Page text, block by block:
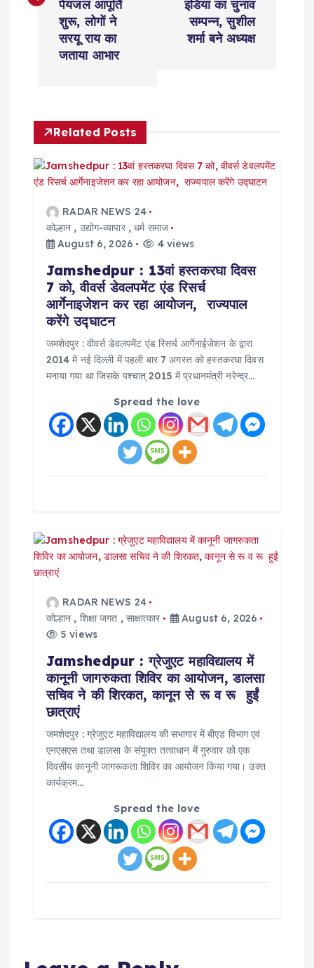
v
पेयजल आपूर्ति
शुरू, लोगों ने
सरयू राय का
जताया आभार
इंडिया का चुनाव
सम्पन्न, सुशील
शर्मा बने अध्यक्ष
Related Posts
RADAR NEWS 24
कोल्हान , उद्योग-व्यापार,धर्म समाज
August 6, 2026
4 views
Jamshedpur : 13वां हस्तकरघा दिवस
7 को, वीवर्स डेवलपमेंट एंड रिसर्च
आर्गेनाइजेशन कर रहा आयोजन, राज्यपाल
करेंगे उद्घाटन
जमशेदपुर : वीवर्स डेवलपमेंट एंड रिसर्च आर्गेनाईजेशन के द्वारा
2014 में नई दिल्ली में पहली बार 7 अगस्त को हस्तकरघा दिवस
मनाया गया था जिसके पश्चात् 2015 में प्रधानमंत्री नरेन्द्र…
Spread the love
RADAR NEWS 24
कोल्हान , शिक्षा जगत , साक्षात्कार
August 6, 2026
5 views
Jamshedpur : ग्रेजुएट महाविद्यालय में
कानूनी जागरुकता शिविर का आयोजन, डालसा
सचिव ने की शिरकत, कानून से रू व रू हुईं
छात्राएं
जमशेदपुर : ग्रेजुएट महाविद्यालय की सभागार में बीएड विभाग एवं
एनएसएस तथा डालसा के संयुक्त तत्वाधान में गुरुवार को एक
दिवसीय कानूनी जागरूकता शिविर का आयोजन किया गया। उक्त
कार्यक्रम…
Spread the love